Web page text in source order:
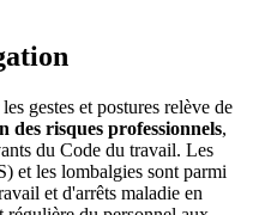
gestes et postures relève de
des risques professionnels,
du Code du travail. Les
et les lombalgies sont parmi
et d'arrêts maladie en